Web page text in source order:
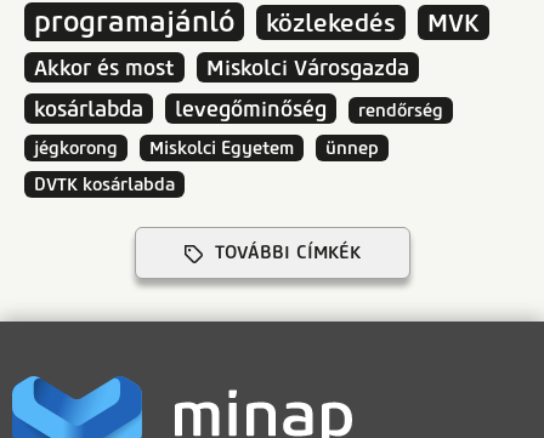
programajánló
közlekedés MVK
Akkor és most
Miskolci Városgazda
kosárlabda
levegőminőség
rendőrség
jégkorong
Miskolci Egyetem
ünnep
DVTK kosárlabda
TOVÁBBI CÍMKÉK